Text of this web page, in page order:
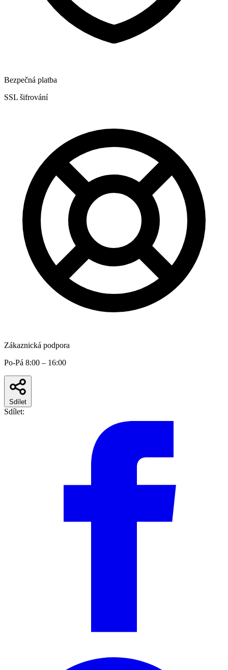
Bezpečná platba
SSL šifrování
Zákaznická podpora
Po-Pá 8:00 – 16:00
Sdílet
Sdílet: